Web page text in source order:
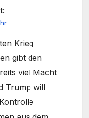
Krieg
gibt den
viel Macht
Trump will